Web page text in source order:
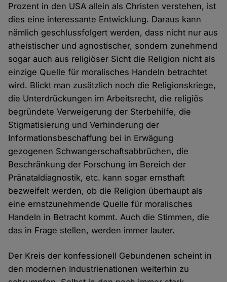
Prozent in den USA allein als Christen verstehen, ist
dies eine interessante Entwicklung. Daraus kann
nämlich geschlussfolgert werden, dass nicht nur aus
atheistischer und agnostischer, sondern zunehmend
sogar auch aus religiöser Sicht die Religion nicht als
einzige Quelle für moralisches Handeln betrachtet
wird. Blickt man zusätzlich noch die Religionskriege,
die Unterdrückungen im Arbeitsrecht, die religiös
begründete Verweigerung der Sterbehilfe, die
Stigmatisierung und Verhinderung der
Informationsbeschaffung bei in Erwägung
gezogenen Schwangerschaftsabbrüchen, die
Beschränkung der Forschung im Bereich der
Pränataldiagnostik, etc. kann sogar ernsthaft
bezweifelt werden, ob die Religion überhaupt als
eine ernstzunehmende Quelle für moralisches
Handeln in Betracht kommt. Auch die Stimmen, die
das in Frage stellen, werden immer lauter.
Der Kreis der konfessionell Gebundenen scheint in
den modernen Industrienationen weiterhin zu